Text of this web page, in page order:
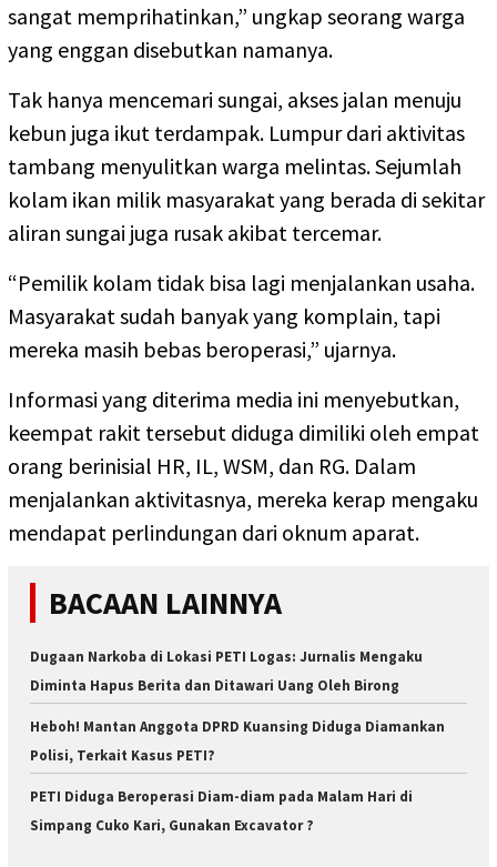
sangat memprihatinkan,” ungkap seorang warga
yang enggan disebutkan namanya.
Tak hanya mencemari sungai, akses jalan menuju
kebun juga ikut terdampak. Lumpur dari aktivitas
tambang menyulitkan warga melintas. Sejumlah
kolam ikan milik masyarakat yang berada di sekitar
aliran sungai juga rusak akibat tercemar.
“Pemilik kolam tidak bisa lagi menjalankan usaha.
Masyarakat sudah banyak yang komplain, tapi
mereka masih bebas beroperasi,” ujarnya.
Informasi yang diterima media ini menyebutkan,
keempat rakit tersebut diduga dimiliki oleh empat
orang berinisial HR, IL, WSM, dan RG. Dalam
menjalankan aktivitasnya, mereka kerap mengaku
mendapat perlindungan dari oknum aparat.
BACAAN LAINNYA
Dugaan Narkoba di Lokasi PETI Logas: Jurnalis Mengaku
Diminta Hapus Berita dan Ditawari Uang Oleh Birong
Heboh! Mantan Anggota DPRD Kuansing Diduga Diamankan
Polisi, Terkait Kasus PETI?
PETI Diduga Beroperasi Diam-diam pada Malam Hari di
Simpang Cuko Kari, Gunakan Excavator ?